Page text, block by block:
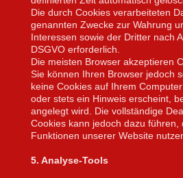
Die durch Cookies verarbeiteten
genannten Zwecke zur Wahrung
Interessen sowie der Dritter nach
DSGVO erforderlich.
Die meisten Browser akzeptieren
Sie können Ihren Browser jedoch
keine Cookies auf Ihrem
oder stets ein Hinweis erscheint,
angelegt wird. Die vollständige
Cookies kann jedoch dazu führen,
Funktionen unserer Website
5. Analyse-Tools